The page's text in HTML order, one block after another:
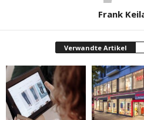
Frank
Verwandte Artikel